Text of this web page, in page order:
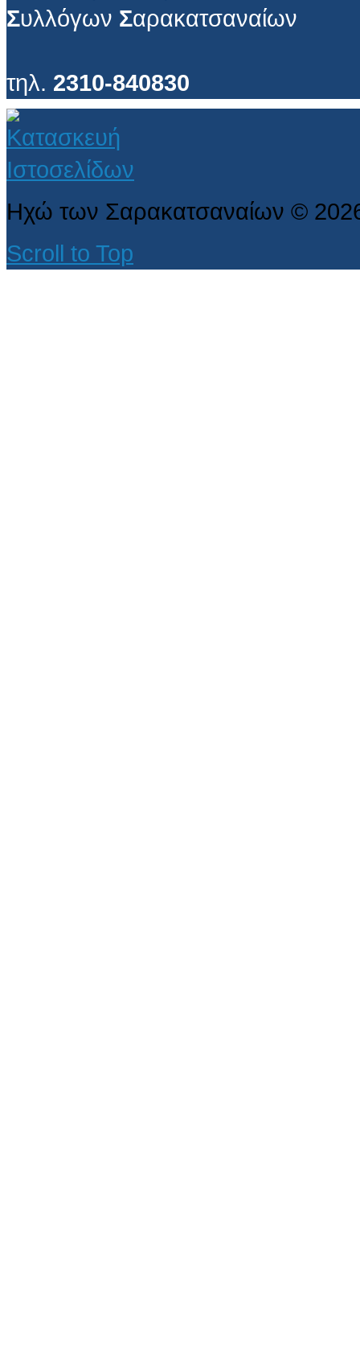
Συλλόγων Σαρακατσαναίων
τηλ. 2310-840830
Ηχώ των Σαρακατσαναίων ©
Scroll to Top